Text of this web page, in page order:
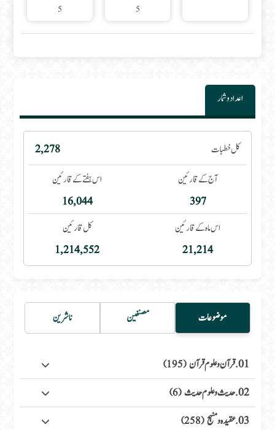
5
5
اعداد و شمار
کل خطبات
2,278
آج کے قارئین
397
اس ہفتے کے قارئین
16,044
اس ماہ کے قارئین
21,214
کل قارئین
1,214,552
موضوعات مصنفین ناشرین
01. قرآن وعلوم قرآن (195)
02. حدیث وعلوم حدیث (6)
03. عقیدہ ومنہج (258)